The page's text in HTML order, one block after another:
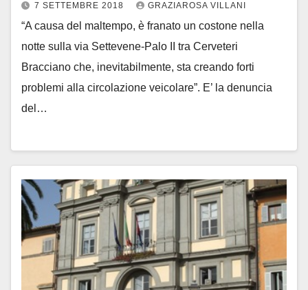
7 SETTEMBRE 2018 GRAZIAROSA VILLANI
“A causa del maltempo, è franato un costone nella
notte sulla via Settevene-Palo II tra Cerveteri
Bracciano che, inevitabilmente, sta creando forti
problemi alla circolazione veicolare”. E’ la denuncia
del…